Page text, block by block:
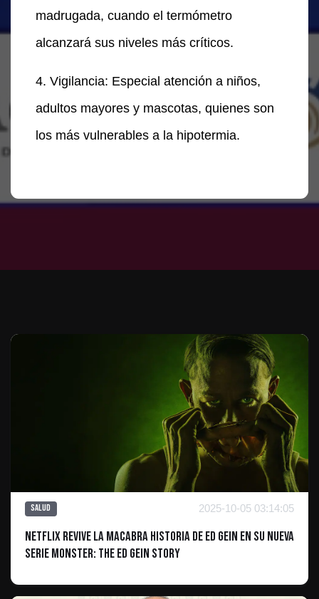
madrugada, cuando el termómetro
alcanzará sus niveles más críticos.
4. Vigilancia: Especial atención a niños,
adultos mayores y mascotas, quienes son
los más vulnerables a la hipotermia.
Salud 2025-10-05 03:14:05
Netflix revive la macabra historia de Ed Gein en su nueva
serie Monster: The Ed Gein Story